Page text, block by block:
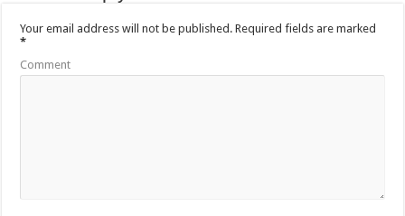
Your email address will not be published. Required fields are marked
*
Comment